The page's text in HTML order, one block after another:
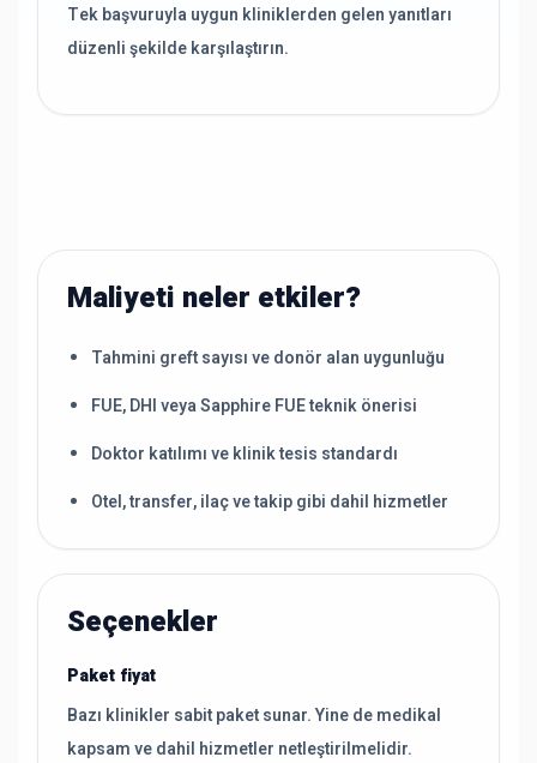
Tek başvuruyla uygun kliniklerden gelen yanıtları
düzenli şekilde karşılaştırın.
Maliyeti neler etkiler?
Tahmini greft sayısı ve donör alan uygunluğu
FUE, DHI veya Sapphire FUE teknik önerisi
Doktor katılımı ve klinik tesis standardı
Otel, transfer, ilaç ve takip gibi dahil hizmetler
Seçenekler
Paket fiyat
Bazı klinikler sabit paket sunar. Yine de medikal
kapsam ve dahil hizmetler netleştirilmelidir.